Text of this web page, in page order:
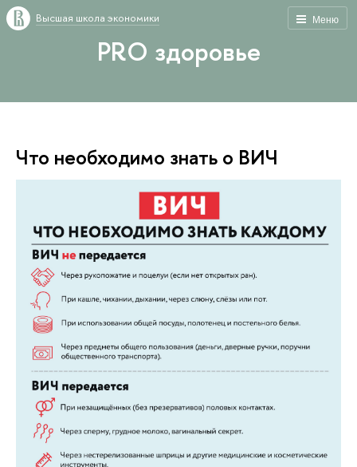
Меню
Высшая школа экономики
PRO здоровье
Что необходимо знать о ВИЧ